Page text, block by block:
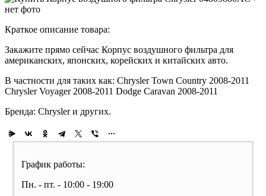
Краткое описание товара:
Закажите прямо сейчас Корпус воздушного фильтра для
американских, японских, корейских и китайских авто.
В частности для таких как: Chrysler Town Country 2008-2011
Chrysler Voyager 2008-2011 Dodge Caravan 2008-2011
Бренда: Chrysler и других.
График работы:
Пн. - пт. - 10:00 - 19:00